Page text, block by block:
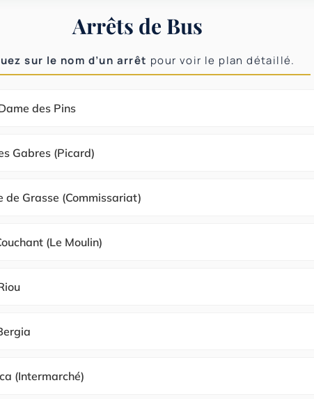
Arrêts de Bus
sur le nom d’un arrêt pour voir le plan détaillé.
des Pins
Gabres (Picard)
de Grasse (Commissariat)
(Le Moulin)
(Intermarché)